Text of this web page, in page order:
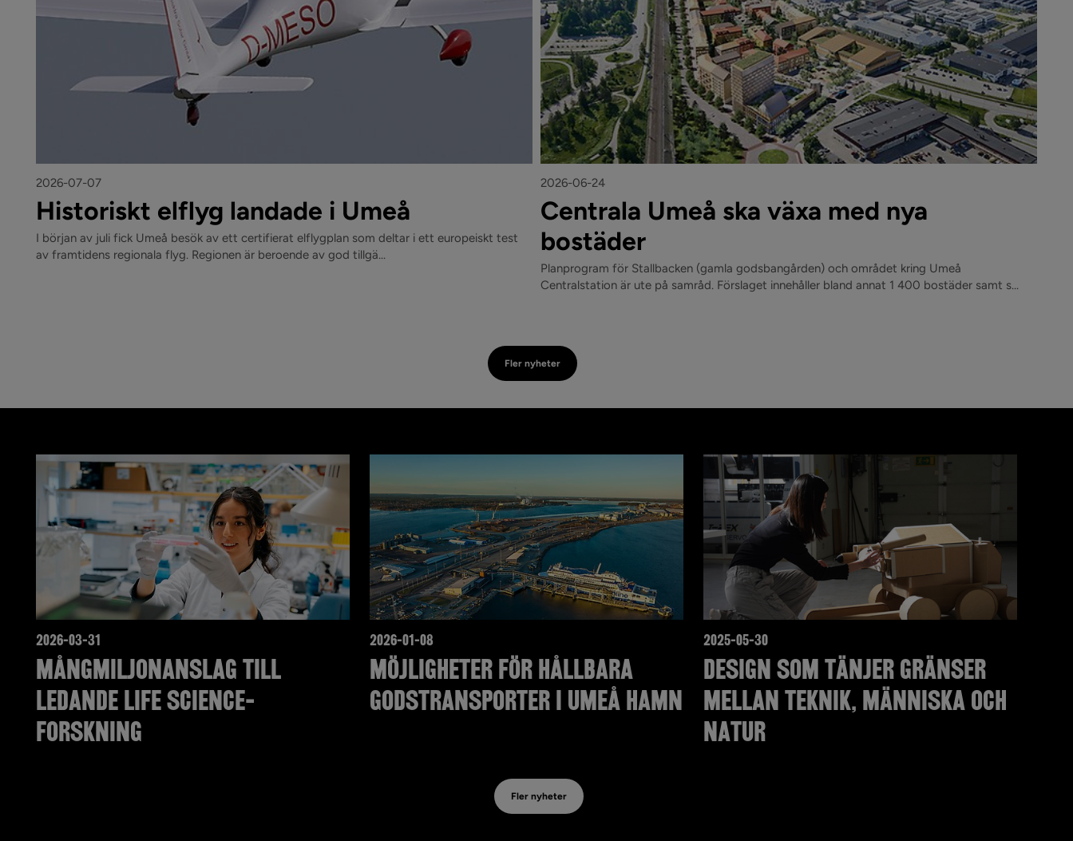
2026-07-07
Historiskt elflyg landade i Umeå
I början av juli fick Umeå besök av ett certifierat elflygplan som deltar i ett europeiskt test
av framtidens regionala flyg. Regionen är beroende av god tillgä...
2026-06-24
Centrala Umeå ska växa med nya
bostäder
Planprogram för Stallbacken (gamla godsbangården) och området kring Umeå
Centralstation är ute på samråd. Förslaget innehåller bland annat 1 400 bostäder samt s...
Fler nyheter
2026-03-31
Mångmiljonanslag till
ledande Life Science-
forskning
2026-01-08
Möjligheter för hållbara
godstransporter i Umeå hamn
2025-05-30
Design som tänjer gränser
mellan teknik, människa och
natur
Fler nyheter